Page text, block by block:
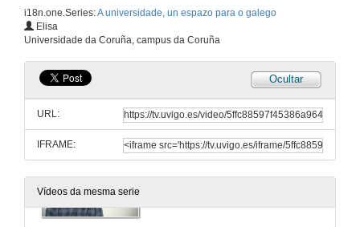
i18n.one.Series:A universidade, un espazo para o galego
Elisa
Universidade da Coruña, campus da Coruña
Ocultar
URL:
IFRAME:
Vídeos da mesma serie
11 de xan. de 2021